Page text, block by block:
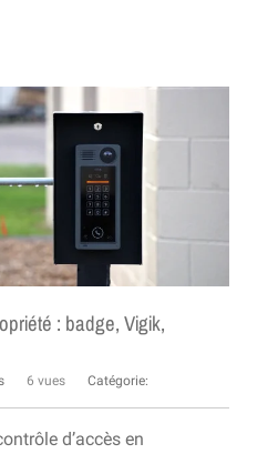
: badge, Vigik,
6 vues Catégorie:
d’accès en